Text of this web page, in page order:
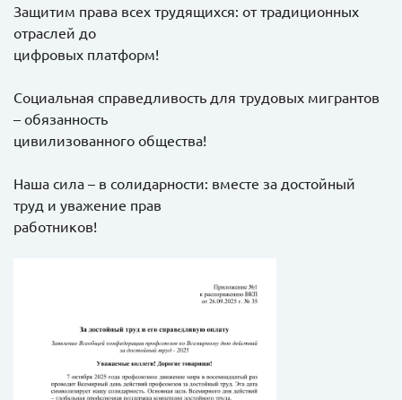
Защитим права всех трудящихся: от традиционных
отраслей до
цифровых платформ!
Социальная справедливость для трудовых мигрантов
– обязанность
цивилизованного общества!
Наша сила – в солидарности: вместе за достойный
труд и уважение прав
работников!